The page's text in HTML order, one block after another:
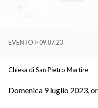
EVENTO > 09.07.23
Chiesa di San Pietro Martire
Domenica 9 luglio 2023,